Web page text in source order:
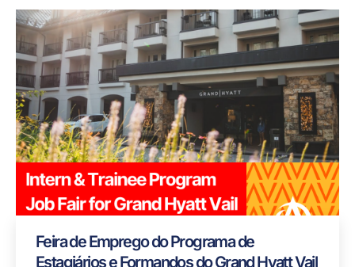
Feira de Emprego do Programa de
Estagiários e Formandos do Grand Hyatt Vail